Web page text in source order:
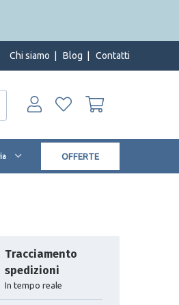
Chi siamo Blog Contatti
OFFERTE
Tracciamento
spedizioni
In tempo reale